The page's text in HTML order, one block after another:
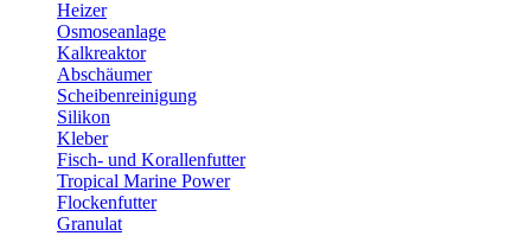
Heizer
Osmoseanlage
Kalkreaktor
Abschäumer
Scheibenreinigung
Silikon
Kleber
Fisch- und Korallenfutter
Tropical Marine Power
Flockenfutter
Granulat